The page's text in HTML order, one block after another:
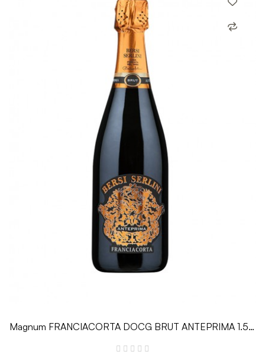
Magnum FRANCIACORTA DOCG BRUT ANTEPRIMA 1.5 L